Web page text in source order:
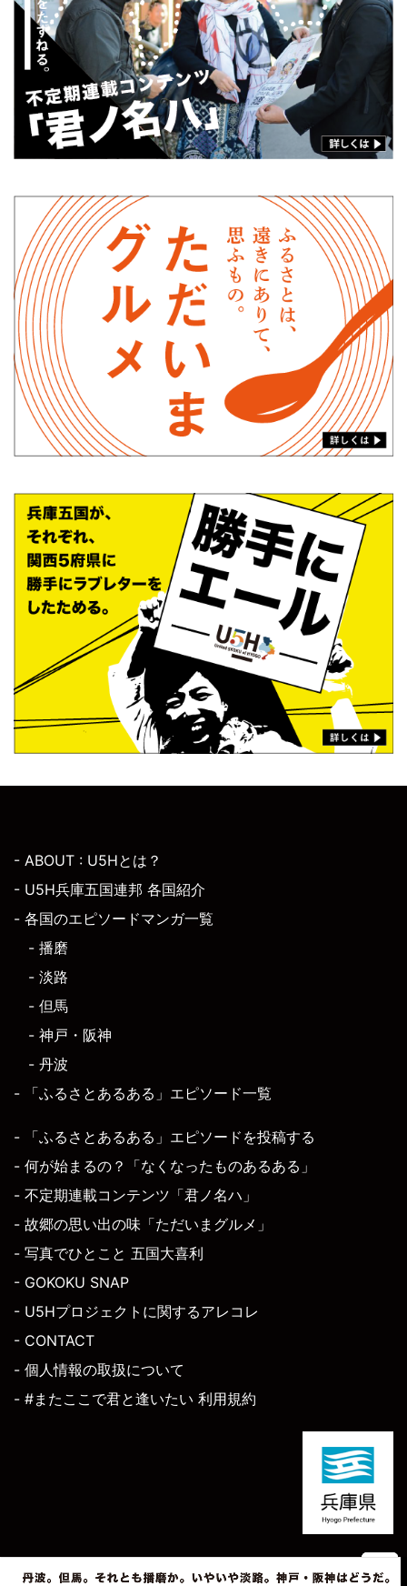
- ABOUT : U5Hとは？
- U5H兵庫五国連邦 各国紹介
- 各国のエピソードマンガ一覧
- 播磨
- 淡路
- 但馬
- 神戸・阪神
- 丹波
- 「ふるさとあるある」エピソード一覧
- 「ふるさとあるある」エピソードを投稿する
- 何が始まるの？「なくなったものあるある」
- 不定期連載コンテンツ「君ノ名ハ」
- 故郷の思い出の味「ただいまグルメ」
- 写真でひとこと 五国大喜利
- GOKOKU SNAP
- U5Hプロジェクトに関するアレコレ
- CONTACT
- 個人情報の取扱について
- #またここで君と逢いたい 利用規約